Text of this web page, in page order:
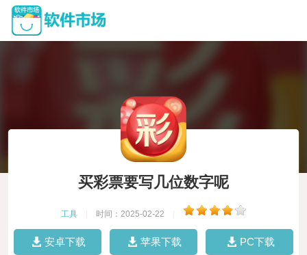
买彩票要写几位数字呢
工具 时间：2025-02-22
安卓下载 苹果下载 PC下载